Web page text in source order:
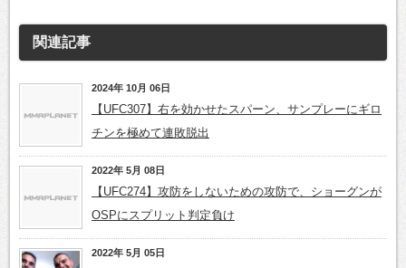
関連記事
2024年 10月 06日
【UFC307】右を効かせたスパーン、サンプレーにギロ
チンを極めて連敗脱出
2022年 5月 08日
【UFC274】攻防をしないための攻防で、ショーグンが
OSPにスプリット判定負け
2022年 5月 05日